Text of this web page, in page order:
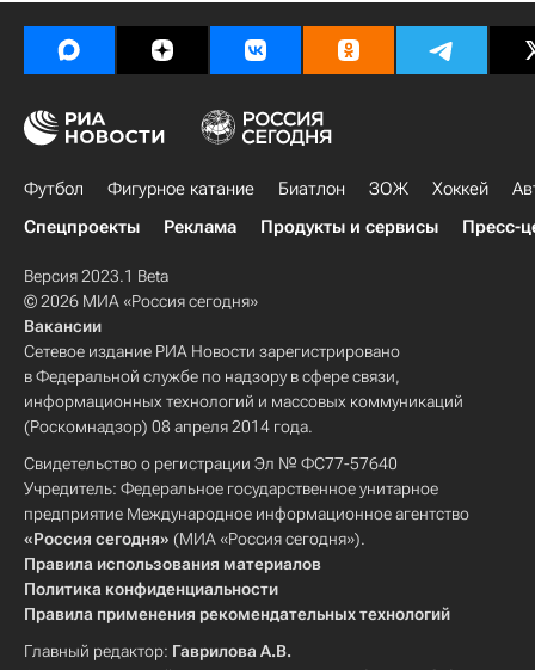
Футбол Фигурное катание Биатлон ЗОЖ Хоккей
Спецпроекты
Реклама Продукты и сервисы Пресс-
Версия 2023.1 Beta
© 2026 МИА «Россия сегодня»
Вакансии
Сетевое издание РИА Новости зарегистрировано
в Федеральной службе по надзору в сфере связи,
информационных технологий и массовых коммуникаций
(Роскомнадзор) 08 апреля 2014 года.
Свидетельство о регистрации Эл № ФС77-57640
Учредитель: Федеральное государственное унитарное
предприятие Международное информационное агентство
«Россия сегодня» (МИА «Россия сегодня»).
Правила использования материалов
Политика конфиденциальности
Правила применения рекомендательных технологий
Главный редактор: Гаврилова А.В.